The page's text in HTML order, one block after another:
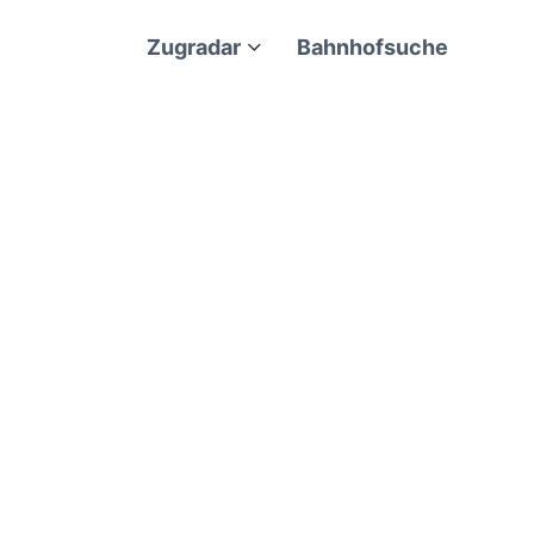
Zugradar Bahnhofsuche